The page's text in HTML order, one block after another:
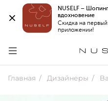
NUSELF –
вдохновение
Скидка на первый
приложении!
Главная Дизайнеры